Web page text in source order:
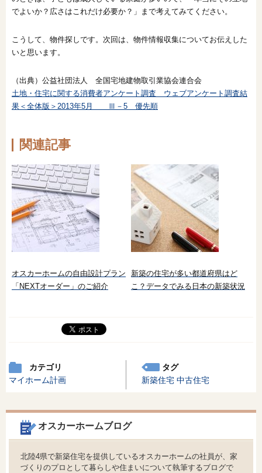
でよいか？広さはこれだけ必要か？」まで考えてみてください。
こうして、物件探しです。次回は、物件情報収集についてお伝えした
いと思います。
（出典）公益社団法人 全国宅地建物取引業協会連合会
土地・住宅に関する消費者アンケート調査 ウェブアンケート調査結
果＜全体版＞2013年5月 Ⅲ－5 優先順
関連記事
オスカーホームの自由設計プラン
「NEXTオーダー」のご紹介
新築の住宅が多い都道府県はど
こ？データでみる日本の新築状況
カテゴリ
マイホーム計画
タグ
新築住宅 中古住宅
オスカーホームブログ
北陸4県で新築住宅を提供しているオスカーホームの社員が、家
づくりのプロとして暮らしや住まいについて執筆するブログで